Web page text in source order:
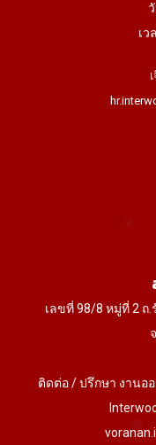
เว
เลขที่ 98/8 หมู่ที่ 2
ติดต่อ / ปรึกษา งานอ